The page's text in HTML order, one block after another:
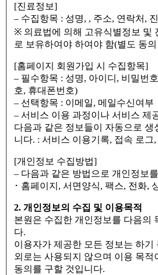
[진료정보]
– 수집항목 : 성명, , 주소, 연락처,
※ 의료법에 의해 고유식별정보 및
로 보유하여야 하여야 함(별도 동
[홈페이지 회원가입 시 수집항목]
– 필수항목 : 성명, 아이디, 비밀번
호, 휴대폰번호)
– 선택항목 : 이메일, 메일수신여부
– 서비스 이용 과정이나 서비스 제
다음과 같은 정보들이 자동으로 생
니다. : 서비스 이용기록, 접속 로그
[개인정보 수집방법]
– 다음과 같은 방법으로 개인정보
･ 홈페이지, 서면양식, 팩스, 전화,
2. 개인정보의 수집 및 이용목적
본원은 수집한 개인정보를 다음의
다.
이용자가 제공한 모든 정보는 하기
외로는 사용되지 않으며 이용 목적
동의를 구할 것입니다.